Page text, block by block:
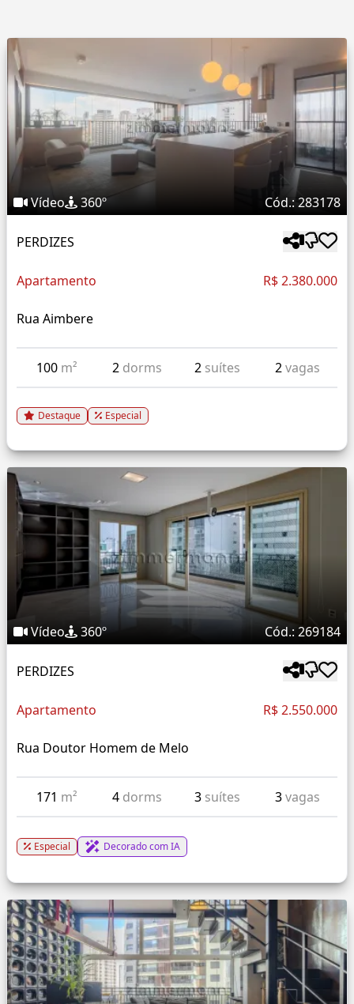
Vídeo 360º Cód.: 283178
PERDIZES
Apartamento R$ 2.380.000
Rua Aimbere
100 m² 2 dorms 2 suítes 2vagas
Destaque Especial
Vídeo 360º Cód.: 269184
PERDIZES
Apartamento R$ 2.550.000
Rua Doutor Homem de Melo
171 m² 4 dorms 3 suítes 3vagas
Especial Decorado com IA